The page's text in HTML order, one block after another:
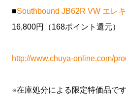
■Southbound JB62R VW エレ
16,800円（168ポイント還元）
http://www.chuya-online.com/
※在庫処分による限定特価品で